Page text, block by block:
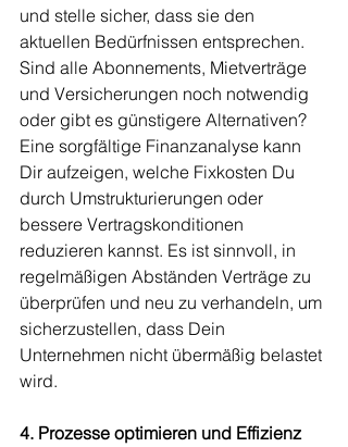
und stelle sicher, dass sie den
aktuellen Bedürfnissen entsprechen.
Sind alle Abonnements, Mietverträge
und Versicherungen noch notwendig
oder gibt es günstigere Alternativen?
Eine sorgfältige Finanzanalyse kann
Dir aufzeigen, welche Fixkosten Du
durch Umstrukturierungen oder
bessere Vertragskonditionen
reduzieren kannst. Es ist sinnvoll, in
regelmäßigen Abständen Verträge zu
überprüfen und neu zu verhandeln, um
sicherzustellen, dass Dein
Unternehmen nicht übermäßig belastet
wird.
4. Prozesse optimieren und Effizienz